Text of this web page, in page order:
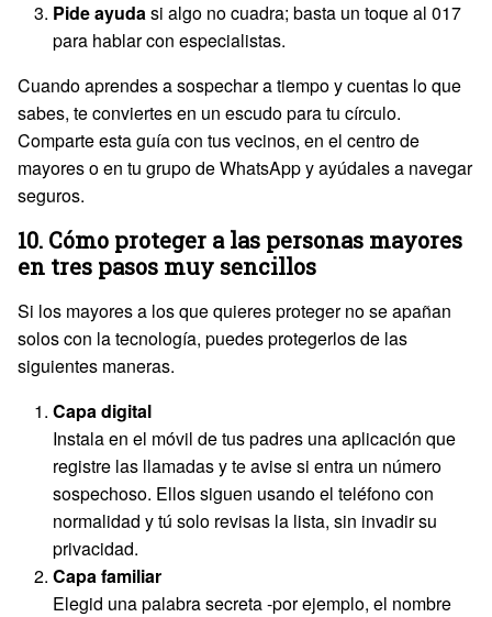
Pide ayudasi algo no cuadra; basta un toque al 017
para hablar con especialistas.
Cuando aprendes a sospechar a tiempo y cuentas lo que
sabes, te conviertes en un escudo para tu círculo.
Comparte esta guía con tus vecinos, en el centro de
mayores o en tu grupo de WhatsApp y ayúdales a navegar
seguros.
10. Cómo proteger a las personas mayores
en tres pasos muy sencillos
Si los mayores a los que quieres proteger no se apañan
solos con la tecnología, puedes protegerlos de las
siguientes maneras.
Capa digital
Instala en el móvil de tus padres una aplicación que
registre las llamadas y te avise si entra un número
sospechoso. Ellos siguen usando el teléfono con
normalidad y tú solo revisas la lista, sin invadir su
privacidad.
Capa familiar
Elegid una palabra secreta -por ejemplo, el nombre